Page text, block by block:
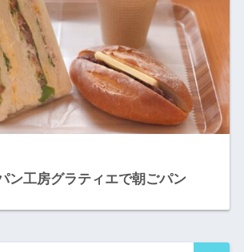
ン工房グラティエで朝ごパン